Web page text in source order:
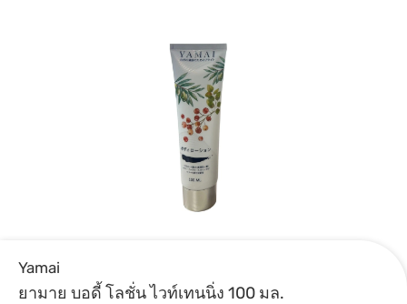
Yamai
ยามาย บอดี้ โลชั่น ไวท์เทนนิ่ง 100 มล.